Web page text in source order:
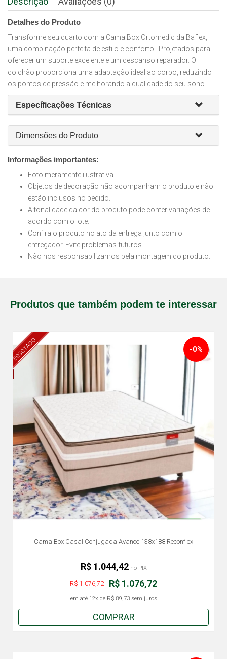
Detalhes do Produto
Transforme seu quarto com a Cama Box Ortomedic da Baflex,
uma combinação perfeita de estilo e conforto. Projetados para
oferecer um suporte excelente e um descanso reparador. O
colchão proporciona uma adaptação ideal ao corpo, reduzindo
os pontos de pressão e melhorando a qualidade do seu sono.
Específicações Técnicas
Dimensões do Produto
Informações importantes:
Foto meramente ilustrativa.
Objetos de decoração não acompanham o produto e não
estão inclusos no pedido.
A tonalidade da cor do produto pode conter variações de
acordo com o lote.
Confira o produto no ato da entrega junto com o
entregador. Evite problemas futuros.
Não nos responsabilizamos pela montagem do produto.
Produtos que também podem te interessar
ESGOTADO
Cama Box Casal Conjugada Avance 138x188 Reconflex
-0%
R$ 1.076,72
R$ 1.076,72
em até 12x de R$ 89,73sem juros
R$ 1.044,42no PIX
COMPRAR